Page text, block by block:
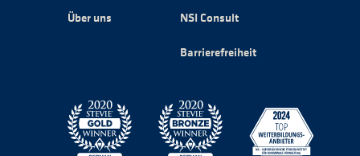
Über uns NSI Consult
Barrierefreiheit